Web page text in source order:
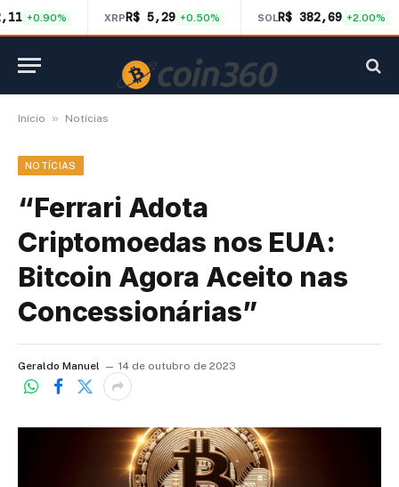
+0.90% XRPR$ 5,29 +0.50% SOLR$ 382,69 +2.00%
Início » Notícias
NOTÍCIAS
“Ferrari Adota
Criptomoedas nos EUA:
Bitcoin Agora Aceito nas
Concessionárias”
Geraldo Manuel 14 de outubro de 2023